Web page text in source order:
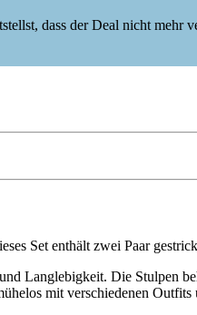
dass der Deal nicht mehr
Set enthält zwei Paar
Langlebigkeit. Die Stulpen
mit verschiedenen